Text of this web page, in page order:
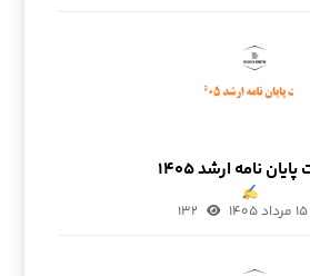
نامه ارشد ۱۴۰۵
۱۵ مرداد ۱۴۰۵ ۱۳۲